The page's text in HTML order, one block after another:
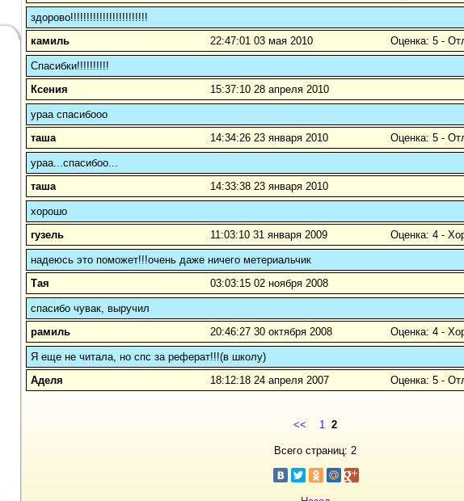
здорово!!!!!!!!!!!!!!!!!!!!!!!!
камиль
22:47:01 03 мая 2010 Оценка: 5 -
Спасибки!!!!!!!!!!
Ксения
15:37:10 28 апреля 2010
ураа спасибооо
таша
14:34:26 23 января 2010 Оценка: 5 -
ураа...спасибоо...
таша
14:33:38 23 января 2010
хорошо
гузель
11:03:10 31 января 2009 Оценка: 4 -
надеюсь это поможет!!!очень даже ничего метериальчик
Тая
03:03:15 02 ноября 2008
спасибо чувак, выручил
рамиль
20:46:27 30 октября 2008 Оценка: 4 -
Я еще не читала, но спс за реферат!!!(в школу)
Аделя
18:12:18 24 апреля 2007 Оценка: 5 -
<< 1 2
Всего страниц: 2